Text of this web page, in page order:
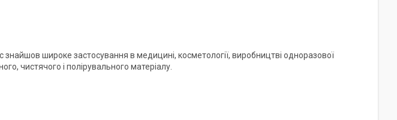
широке застосування в медицині, косметології, виробництві одноразової
чистячого і полірувального матеріалу.